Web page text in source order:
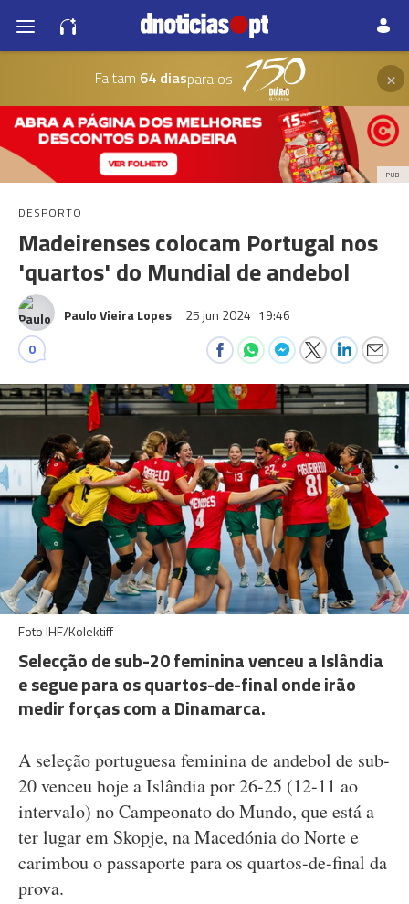
Faltam 64 diaspara os ×
PUB
DESPORTO
Madeirenses colocam Portugal nos
'quartos' do Mundial de andebol
Paulo Vieira Lopes 25 jun 2024 19:46
0
Foto IHF/Kolektiff
Selecção de sub-20 feminina venceu a Islândia
e segue para os quartos-de-final onde irão
medir forças com a Dinamarca.
A seleção portuguesa feminina de andebol de sub-
20 venceu hoje a Islândia por 26-25 (12-11 ao
intervalo) no Campeonato do Mundo, que está a
ter lugar em Skopje, na Macedónia do Norte e
carimbou o passaporte para os quartos-de-final da
prova.